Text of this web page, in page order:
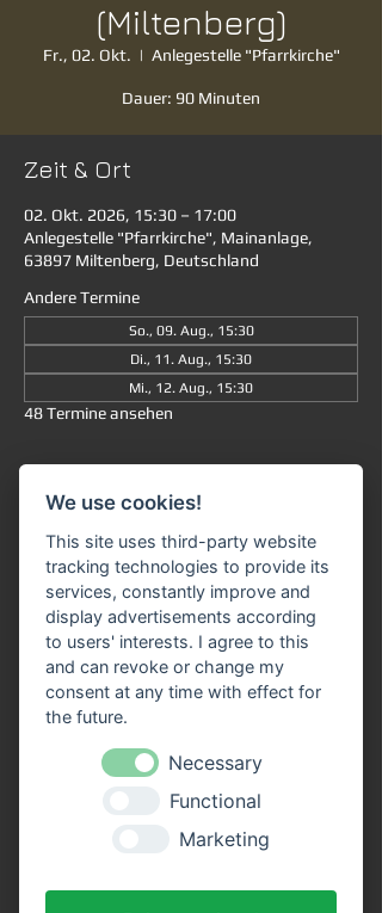
(Miltenberg)
Fr., 02. Okt.
  |
Anlegestelle "Pfarrkirche"
Dauer: 90 Minuten
Zeit & Ort
02. Okt. 2026, 15:30 – 17:00
Anlegestelle "Pfarrkirche", Mainanlage,
63897 Miltenberg, Deutschland
Andere Termine
So., 09. Aug., 15:30
Di., 11. Aug., 15:30
Mi., 12. Aug., 15:30
48 Termine ansehen
15:30 Uhr
: Die Fahrt dauert insgesamt ca.
90 Minuten (ohne Ausstieg) und führt Sie
von Miltenberg über Bürgstadt nach
Freudenberg
und wieder zurück.
Unser Fahrgastschiff "SIVOTA"
verfügt
über zwei großzügige Decks
. Genießen Sie
die Fahrt bei einem kühlen Getränk auf
unserem Freideck. Eine
Streckenerklärung
erhalten Sie auf allen
Schiffen der VPS-Flotte. Unser freundliches
Bordpersonal freut sich schon, Sie an Bord
We use cookies!
This site uses third-party website
tracking technologies to provide its
services, constantly improve and
display advertisements according
to users' interests. I agree to this
and can revoke or change my
consent at any time with effect for
the future.
Necessary
Functional
Marketing